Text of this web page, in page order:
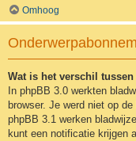
Omhoog
Wat is het verschil
In phpBB 3.0 werkten
browser. Je werd niet op
phpBB 3.1 werken
kunt een notificatie krijgen